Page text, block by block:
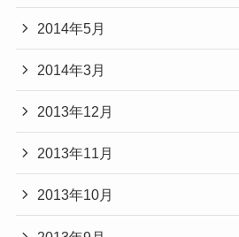
2014年5月
2014年3月
2013年12月
2013年11月
2013年10月